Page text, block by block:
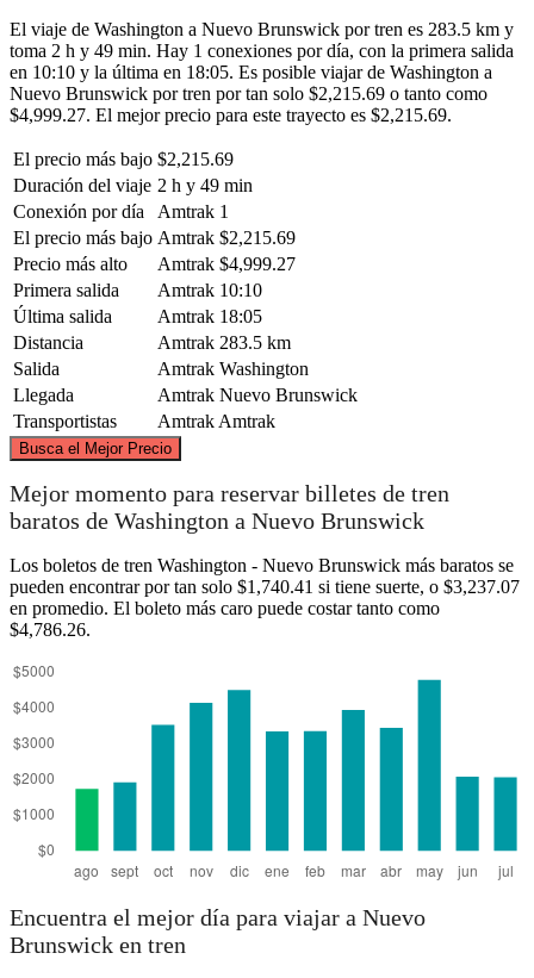
El viaje de Washington a Nuevo Brunswick por tren es 283.5 km y
toma 2 h y 49 min. Hay 1 conexiones por día, con la primera salida
en 10:10 y la última en 18:05. Es posible viajar de Washington a
Nuevo Brunswick por tren por tan solo $2,215.69 o tanto como
$4,999.27. El mejor precio para este trayecto es $2,215.69.
El precio más bajo $2,215.69
Duración del viaje 2 h y 49 min
Conexión por día
Amtrak 1
El precio más bajo Amtrak $2,215.69
Precio más alto
Amtrak $4,999.27
Primera salida
Amtrak 10:10
Última salida
Amtrak 18:05
Distancia
Amtrak 283.5 km
Salida
Amtrak Washington
Llegada
Amtrak Nuevo Brunswick
Transportistas
Amtrak Amtrak
Busca el Mejor Precio
©
Mejor momento para reservar billetes de tren
baratos de Washington a Nuevo Brunswick
Los boletos de tren Washington - Nuevo Brunswick más baratos se
pueden encontrar por tan solo $1,740.41 si tiene suerte, o $3,237.07
en promedio. El boleto más caro puede costar tanto como
$4,786.26.
Encuentra el mejor día para viajar a Nuevo
Brunswick en tren